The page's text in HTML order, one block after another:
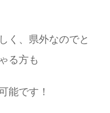
く、県外なのでと
る方も
能です！